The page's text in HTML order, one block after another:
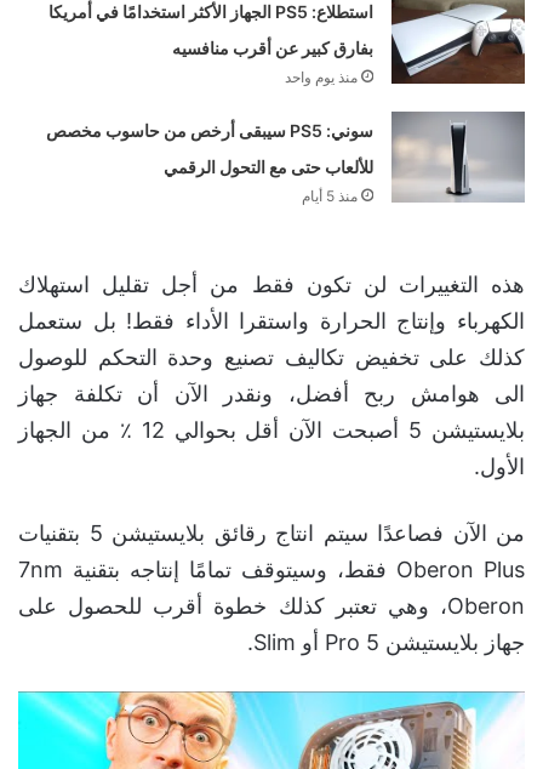
استطلاع: PS5 الجهاز الأكثر استخدامًا في أمريكا
بفارق كبير عن أقرب منافسيه
منذ يوم واحد
سوني: PS5 سيبقى أرخص من حاسوب مخصص
للألعاب حتى مع التحول الرقمي
منذ 5 أيام
هذه التغييرات لن تكون فقط من أجل تقليل استهلاك
الكهرباء وإنتاج الحرارة واستقرا الأداء فقط! بل ستعمل
كذلك على تخفيض تكاليف تصنيع وحدة التحكم للوصول
الى هوامش ربح أفضل، ونقدر الآن أن تكلفة جهاز
بلايستيشن 5 أصبحت الآن أقل بحوالي 12 ٪ من الجهاز
الأول.
من الآن فصاعدًا سيتم انتاج رقائق بلايستيشن 5 بتقنيات
Oberon Plus فقط، وسيتوقف تمامًا إنتاجه بتقنية 7nm
Oberon، وهي تعتبر كذلك خطوة أقرب للحصول على
جهاز بلايستيشن 5 Pro أو Slim.